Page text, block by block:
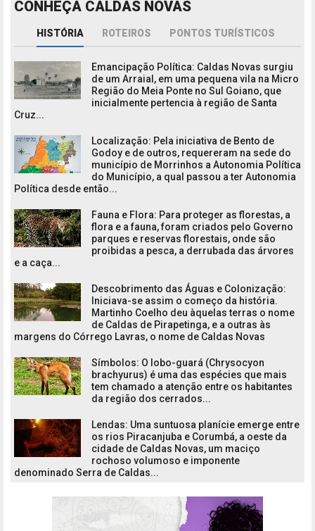
CONHEÇA CALDAS NOVAS
HISTÓRIA ROTEIROS PONTOS TURÍSTICOS
Emancipação Política: Caldas Novas surgiu
de um Arraial, em uma pequena vila na Micro
Região do Meia Ponte no Sul Goiano, que
inicialmente pertencia à região de Santa
Cruz...
Localização: Pela iniciativa de Bento de
Godoy e de outros, requereram na sede do
município de Morrinhos a Autonomia Política
do Município, a qual passou a ter Autonomia
Política desde então...
Fauna e Flora: Para proteger as florestas, a
flora e a fauna, foram criados pelo Governo
parques e reservas florestais, onde são
proibidas a pesca, a derrubada das árvores
e a caça...
Descobrimento das Águas e Colonização:
Iniciava-se assim o começo da história.
Martinho Coelho deu àquelas terras o nome
de Caldas de Pirapetinga, e a outras às
margens do Córrego Lavras, o nome de Caldas Novas
Símbolos: O lobo-guará (Chrysocyon
brachyurus) é uma das espécies que mais
tem chamado a atenção entre os habitantes
da região dos cerrados...
Lendas: Uma suntuosa planície emerge entre
os rios Piracanjuba e Corumbá, a oeste da
cidade de Caldas Novas, um maciço
rochoso volumoso e imponente
denominado Serra de Caldas...